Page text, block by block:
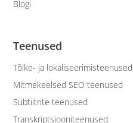
Teenused
Tõlke- ja lokaliseerimisteenused
Mitmekeelsed SEO teenused
Subtiitrite teenused
Transkriptsiooniteenused
Blogi